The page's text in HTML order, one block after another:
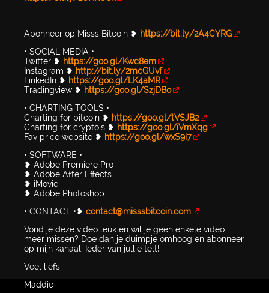
Abonneer op Misss Bitcoin ❥ https://bit.ly/2A4CYRG
• SOCIAL MEDIA •
Twitter ❥ https://goo.gl/Kwc8em
Instagram ❥ http://bit.ly/2mcGUvf
LinkedIn ❥ https://goo.gl/LK4aMR
Tradingview ❥ https://goo.gl/SzjDBo
• CHARTING TOOLS •
Charting for bitcoin ❥ https://goo.gl/tVSJB2
Charting for crypto’s ❥ https://goo.gl/iVmXqg
Fav price website ❥ https://goo.gl/wxS9i7
• SOFTWARE •
❥ Adobe Premiere Pro
❥ Adobe After Effects
❥ iMovie
❥ Adobe Photoshop
• CONTACT •❥ contact@misssbitcoin.com
Vond je deze video leuk en wil je geen enkele video
meer missen? Doe dan je duimpje omhoog en abonneer
op mijn kanaal. Ieder van jullie telt!
Veel liefs,
Maddie